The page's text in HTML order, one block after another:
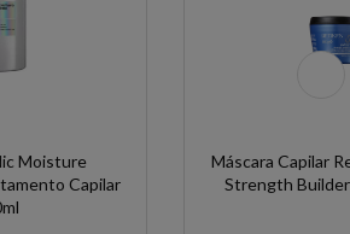
Moisture
Capilar
Máscara Capilar
Strength